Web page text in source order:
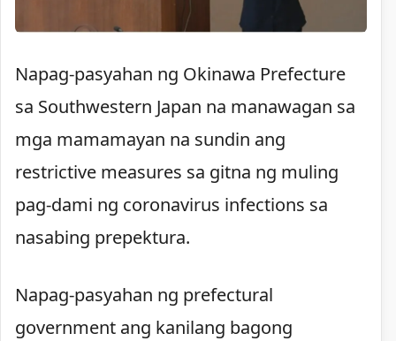
Napag-pasyahan ng Okinawa Prefecture
sa Southwestern Japan na manawagan sa
mga mamamayan na sundin ang
restrictive measures sa gitna ng muling
pag-dami ng coronavirus infections sa
nasabing prepektura.
Napag-pasyahan ng prefectural
government ang kanilang bagong